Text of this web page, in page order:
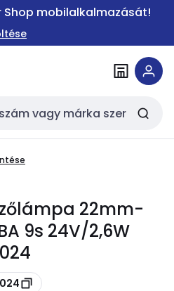
Shop mobilalkalmazását!
22mm-
9s 24V/2,6W